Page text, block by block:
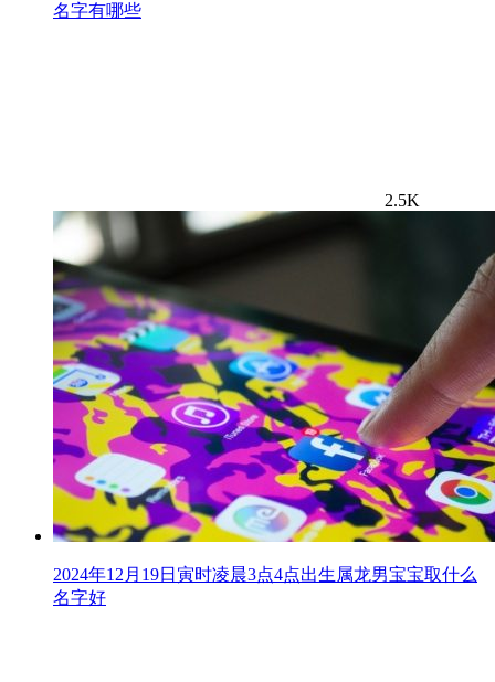
名字有哪些
2.5K
2024年12月19日寅时凌晨3点4点出生属龙男宝宝取什么
名字好